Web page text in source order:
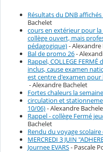
Résultats du DNB
Bachelet
cours en extérieur pour
collège ouvert, mais
pédagogique)- Alexandre
Bal de promo 26-
Rappel, COLLEGE
inclus, cause examen
est centre d'examen pour
- Alexandre Bachelet
Fortes chaleurs la
circulation et
10/06)- Alexandre
Rappel - collège Fermé
Bachelet
Rendu du voyage
MERCREDI 3 JUIN
Journee EVARS- Pascale